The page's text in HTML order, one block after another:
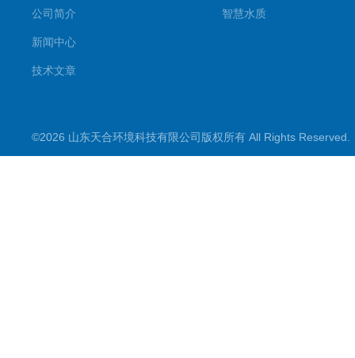
公司简介
新闻中心
技术文章
智慧水质
©2026 山东天合环境科技有限公司版权所有 All Rights